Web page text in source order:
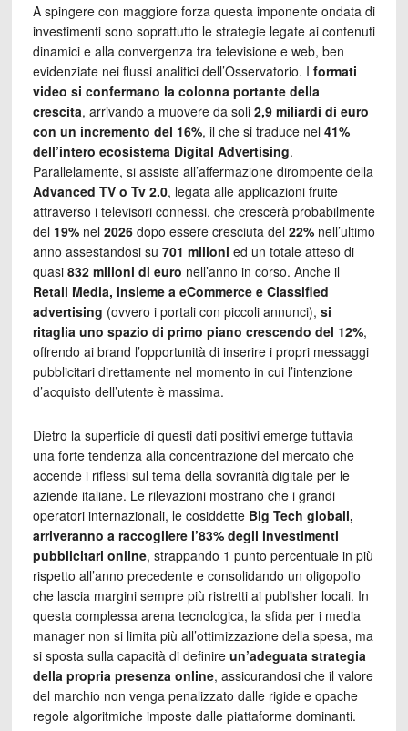
A spingere con maggiore forza questa imponente ondata di
investimenti sono soprattutto le strategie legate ai contenuti
dinamici e alla convergenza tra televisione e web, ben
evidenziate nei flussi analitici dell’Osservatorio. I formati
video si confermano la colonna portante della
crescita, arrivando a muovere da soli 2,9 miliardi di euro
con un incremento del 16%, il che si traduce nel 41%
dell’intero ecosistema Digital Advertising.
Parallelamente, si assiste all’affermazione dirompente della
Advanced TV o Tv 2.0, legata alle applicazioni fruite
attraverso i televisori connessi, che crescerà probabilmente
del 19%nel 2026dopo essere cresciuta del 22%nell’ultimo
anno assestandosi su 701 milioni ed un totale atteso di
quasi 832 milioni di euro nell’anno in corso. Anche il
Retail Media, insieme a eCommerce e Classified
advertising (ovvero i portali con piccoli annunci), si
ritaglia uno spazio di primo piano crescendo del 12%,
offrendo ai brand l’opportunità di inserire i propri messaggi
pubblicitari direttamente nel momento in cui l’intenzione
d’acquisto dell’utente è massima.
Dietro la superficie di questi dati positivi emerge tuttavia
una forte tendenza alla concentrazione del mercato che
accende i riflessi sul tema della sovranità digitale per le
aziende italiane. Le rilevazioni mostrano che i grandi
operatori internazionali, le cosiddette Big Tech globali,
arriveranno a raccogliere l’83% degli investimenti
pubblicitari online, strappando 1 punto percentuale in più
rispetto all’anno precedente e consolidando un oligopolio
che lascia margini sempre più ristretti ai publisher locali. In
questa complessa arena tecnologica, la sfida per i media
manager non si limita più all’ottimizzazione della spesa, ma
si sposta sulla capacità di definire un’adeguata strategia
della propria presenza online, assicurandosi che il valore
del marchio non venga penalizzato dalle rigide e opache
regole algoritmiche imposte dalle piattaforme dominanti.